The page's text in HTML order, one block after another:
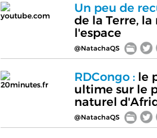
youtube.com
Un peu de
de la Terre,
l'espace
@NatachaQS
20minutes.fr
RDCongo :le
ultime sur le
naturel
@NatachaQS